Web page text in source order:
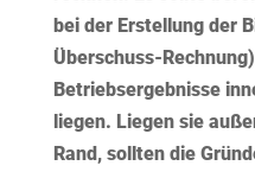
bei der Erstellung der
Überschuss-
Betriebsergebnisse
liegen. Liegen sie
Rand, sollten die